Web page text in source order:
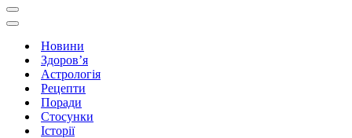
Меню
навігації
Меню
навігаціїНовини
Здоров’я
Астрологія
Рецепти
Поради
Стосунки
Історії